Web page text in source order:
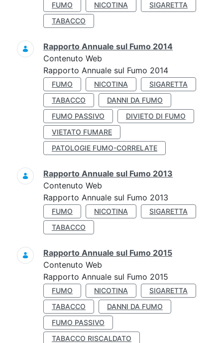
FUMO NICOTINA
SIGARETTA
TABACCO
Rapporto Annuale sul Fumo 2014
Contenuto Web
Rapporto Annuale sul Fumo 2014
FUMO NICOTINA
SIGARETTA
TABACCO
DANNI DA FUMO
FUMO PASSIVO
DIVIETO DI FUMO
VIETATO FUMARE
PATOLOGIE FUMO-CORRELATE
Rapporto Annuale sul Fumo 2013
Contenuto Web
Rapporto Annuale sul Fumo 2013
FUMO NICOTINA
SIGARETTA
TABACCO
Rapporto Annuale sul Fumo 2015
Contenuto Web
Rapporto Annuale sul Fumo 2015
FUMO NICOTINA
SIGARETTA
TABACCO
DANNI DA FUMO
FUMO PASSIVO
TABACCO RISCALDATO